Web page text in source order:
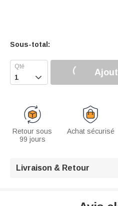
Sous-total:

Retour sous
99 jours
Achat sécurisé
Livraison & Retour